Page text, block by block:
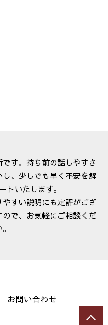
す。持ち前の話しやすさ
、少しでも早く不安を解
トいたします。
すい説明にも定評がござ
で、お気軽にご相談くだ
お問い合わせ